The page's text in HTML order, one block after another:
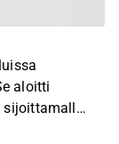
aloitti
sijoittamalla